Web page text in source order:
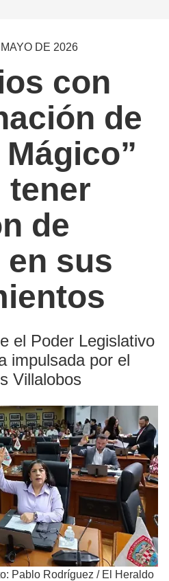
DE 2026
con
de
tener
de
sus
el Poder Legislativo
impulsada por el
Villalobos
Pablo Rodríguez / El Heraldo